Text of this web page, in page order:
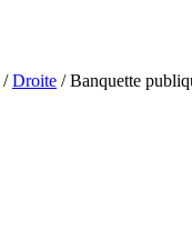
/Droite / Banquette